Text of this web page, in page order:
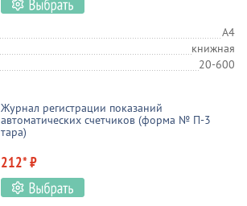
А4
книжная
20-600
Журнал регистрации показаний
автоматических счетчиков (форма № П-3
тара)
212* ₽